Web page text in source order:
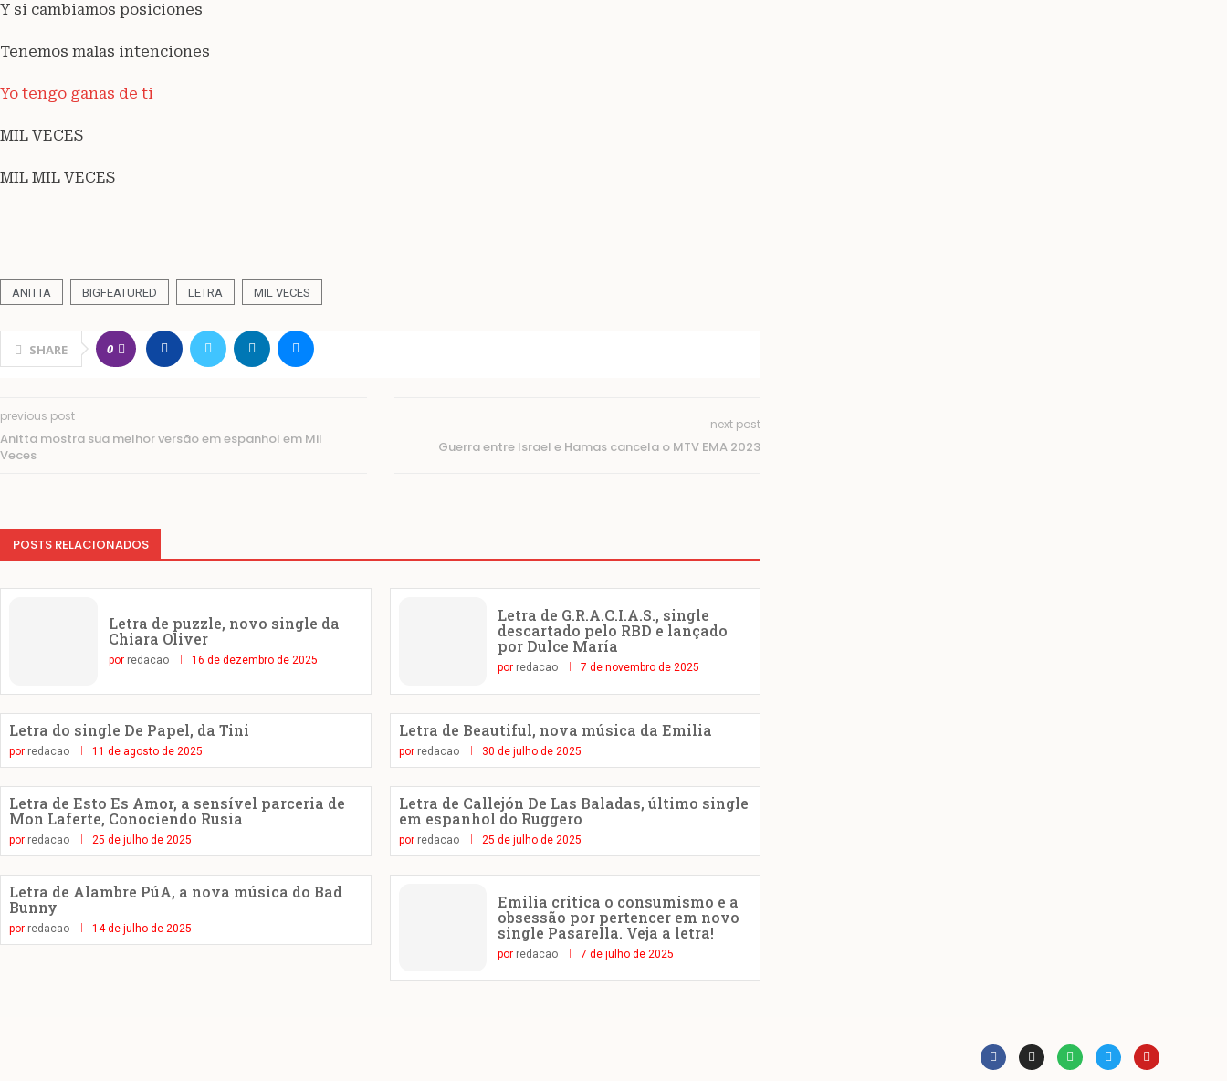
Y si cambiamos posiciones
Tenemos malas intenciones
Yo tengo ganas de ti
MIL VECES
MIL MIL VECES
ANITTA BIGFEATURED LETRA MIL VECES
SHARE 0
previous post
Anitta mostra sua melhor versão em espanhol em Mil
Veces
next post
Guerra entre Israel e Hamas cancela o MTV EMA 2023
POSTS RELACIONADOS
Letra de puzzle, novo single da
Chiara Oliver
por redacao 16 de dezembro de 2025
Letra de G.R.A.C.I.A.S., single
descartado pelo RBD e lançado
por Dulce María
por redacao 7 de novembro de 2025
Letra do single De Papel, da Tini
por redacao 11 de agosto de 2025
Letra de Beautiful, nova música da Emilia
por redacao 30 de julho de 2025
Letra de Esto Es Amor, a sensível parceria de
Mon Laferte, Conociendo Rusia
por redacao 25 de julho de 2025
Letra de Callejón De Las Baladas, último single
em espanhol do Ruggero
por redacao 25 de julho de 2025
Letra de Alambre PúA, a nova música do Bad
Bunny
por redacao 14 de julho de 2025
Emilia critica o consumismo e a
obsessão por pertencer em novo
single Pasarella. Veja a letra!
por redacao 7 de julho de 2025